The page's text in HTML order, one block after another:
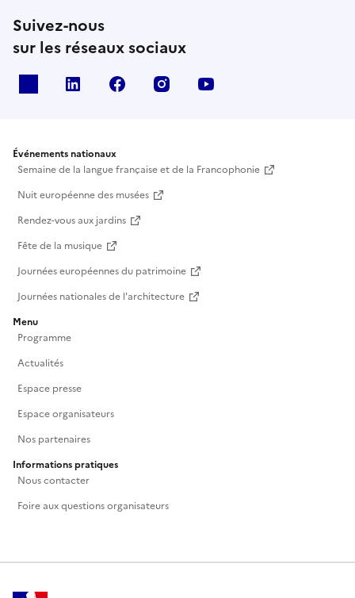
Suivez-nous
sur les réseaux sociaux
Linkedin Facebook Instagram
Événements nationaux
Semaine de la langue française et de la Francophonie
Nuit européenne des musées
Rendez-vous aux jardins
Fête de la musique
Journées européennes du patrimoine
Journées nationales de l'architecture
Menu
Programme
Actualités
Espace presse
Espace organisateurs
Nos partenaires
Informations pratiques
Nous contacter
Foire aux questions organisateurs